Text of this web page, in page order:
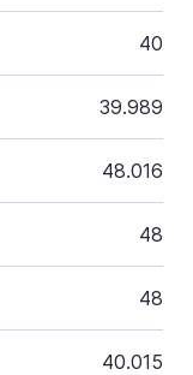
40
39.989
48.016
48
48
40.015